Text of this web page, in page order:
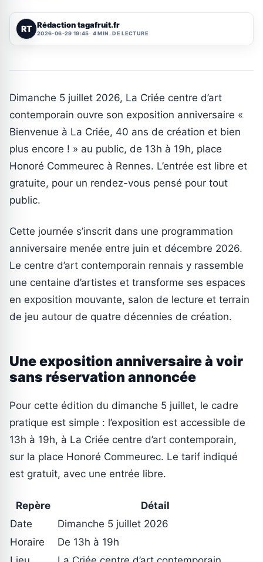
RT Rédaction tagafruit.fr
2026-06-29 19:45 4 MIN. DE LECTURE
Dimanche 5 juillet 2026, La Criée centre d’art
contemporain ouvre son exposition anniversaire «
Bienvenue à La Criée, 40 ans de création et bien
plus encore ! » au public, de 13h à 19h, place
Honoré Commeurec à Rennes. L’entrée est libre et
gratuite, pour un rendez-vous pensé pour tout
public.
Cette journée s’inscrit dans une programmation
anniversaire menée entre juin et décembre 2026.
Le centre d’art contemporain rennais y rassemble
une centaine d’artistes et transforme ses espaces
en exposition mouvante, salon de lecture et terrain
de jeu autour de quatre décennies de création.
Une exposition anniversaire à voir
sans réservation annoncée
Pour cette édition du dimanche 5 juillet, le cadre
pratique est simple : l’exposition est accessible de
13h à 19h, à La Criée centre d’art contemporain,
sur la place Honoré Commeurec. Le tarif indiqué
est gratuit, avec une entrée libre.
Repère
Détail
Date
Dimanche 5 juillet 2026
Horaire
De 13h à 19h